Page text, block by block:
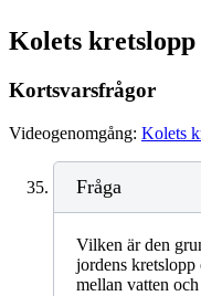
Kolets kretslopp
Kortsvarsfrågor
Videogenomgång: Kolets
Fråga
Vilken är den
jordens kretslopp
mellan vatten